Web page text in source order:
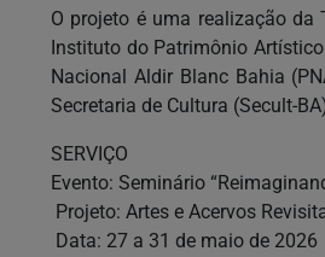
O projeto é uma realização da
Instituto do Patrimônio
Nacional Aldir Blanc Bahia
Secretaria de Cultura (Secult-
SERVIÇO
Evento: Seminário
Projeto: Artes e Acervos
Data: 27 a 31 de maio de 2026